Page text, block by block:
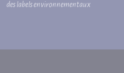
des labels environnementaux